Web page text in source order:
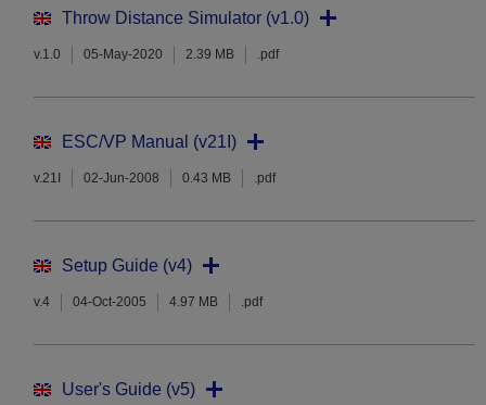
Throw Distance Simulator (v1.0)
v.1.0 05-May-2020 2.39 MB .pdf
ESC/VP Manual (v21I)
v.21I 02-Jun-2008 0.43 MB .pdf
Setup Guide (v4)
v.4 04-Oct-2005 4.97 MB .pdf
User's Guide (v5)